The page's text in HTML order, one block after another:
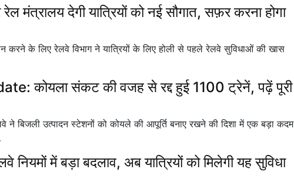
मंत्रालय देगी यात्रियों को नई सौगात, सफ़र करना होगा
करने के लिए रेलवे विभाग ने यात्रियों के लिए होली से पहले रेलवे सुविधाओं की खास
कोयला संकट की वजह से रद्द हुई 1100 ट्रेनें, पढ़ें पूरी
ने बिजली उत्पादन स्टेशनों को कोयले की आपूर्ति बनाए रखने की दिशा में एक बड़ा कदम
में बड़ा बदलाव, अब यात्रियों को मिलेगी यह सुविधा